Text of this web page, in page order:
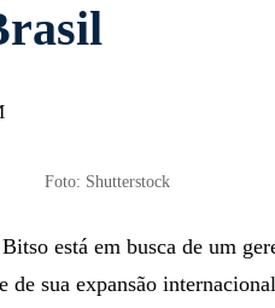
Foto: Shutterstock
está em busca de um
de sua expansão